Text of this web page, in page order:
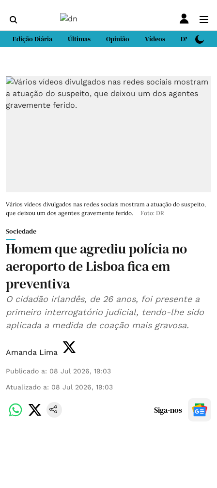
Edição Diária Últimas Opinião Vídeos DN Sport
Vários vídeos divulgados nas redes sociais mostram a atuação do suspeito,
que deixou um dos agentes gravemente ferido.
Foto: DR
Sociedade
Homem que agrediu polícia no
aeroporto de Lisboa fica em
preventiva
O cidadão irlandês, de 26 anos, foi presente a
primeiro interrogatório judicial, tendo-lhe sido
aplicada a medida de coação mais gravosa.
Amanda Lima
Publicado a: 08 Jul 2026, 19:03
Atualizado a: 08 Jul 2026, 19:03
Siga-nos